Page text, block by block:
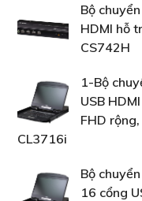
Bộ
HDMI hỗ
CS742H
1-Bộ
USB
FHD
CL3716i
Bộ
16 cổng